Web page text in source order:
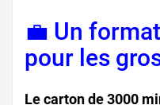
💼 Un
pour les
Le carton de 3000